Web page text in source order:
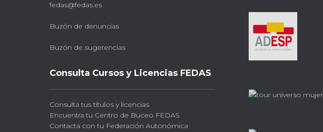
fedas@fedas.es
Buzón de denuncias
Buzón de sugerencias
Consulta Cursos y Licencias FEDAS
Consulta tus títulos y licencias
Encuentra tu Centro de Buceo FEDAS
Contacta con tu Federación Autonómica